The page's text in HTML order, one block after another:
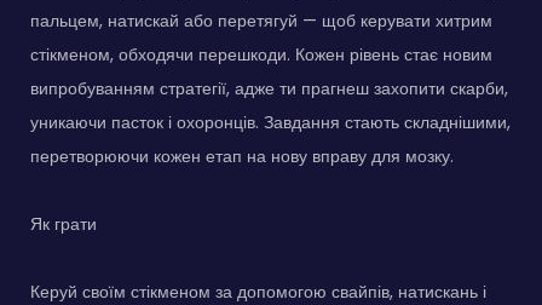
пальцем, натискай або перетягуй — щоб керувати хитрим
стікменом, обходячи перешкоди. Кожен рівень стає новим
випробуванням стратегії, адже ти прагнеш захопити скарби,
уникаючи пасток і охоронців. Завдання стають складнішими,
перетворюючи кожен етап на нову вправу для мозку.
Як грати
Керуй своїм стікменом за допомогою свайпів, натискань і